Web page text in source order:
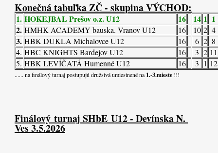
Konečná tabuľka ZČ - skupina VÝCHOD:
1. HOKEJBAL Prešov o.z. U12 16 14 1 1
2. HMHK ACADEMY bauska. Vranov U12 16 10 2 4
3. HBK DUKLA Michalovce U12 16 6 2 8
4. HBC KNIGHTS Bardejov U12 16 3 2 11
5. HBK LEVÍČATÁ Humenné U12 16 3 1 12
...... na finálový turnaj postupujú družstvá umiestnené na1.-3.mieste !!!
Finálový turnaj SHbE U12 - Devínska N.
Ves 3.5.2026